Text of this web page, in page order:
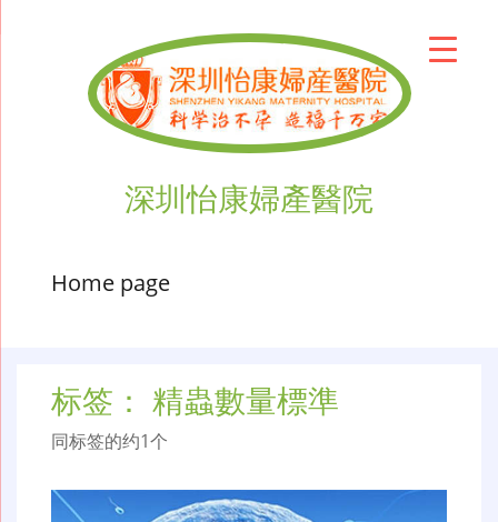
深圳怡康婦產醫院
Home page
标签： 精蟲數量標準
同标签的约1个